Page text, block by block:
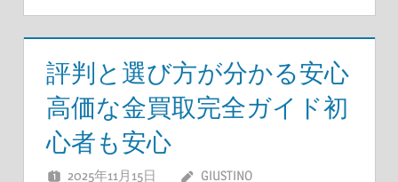
評判と選び方が分かる安心
高価な金買取完全ガイド初
心者も安心
2025年11月15日 GIUSTINO